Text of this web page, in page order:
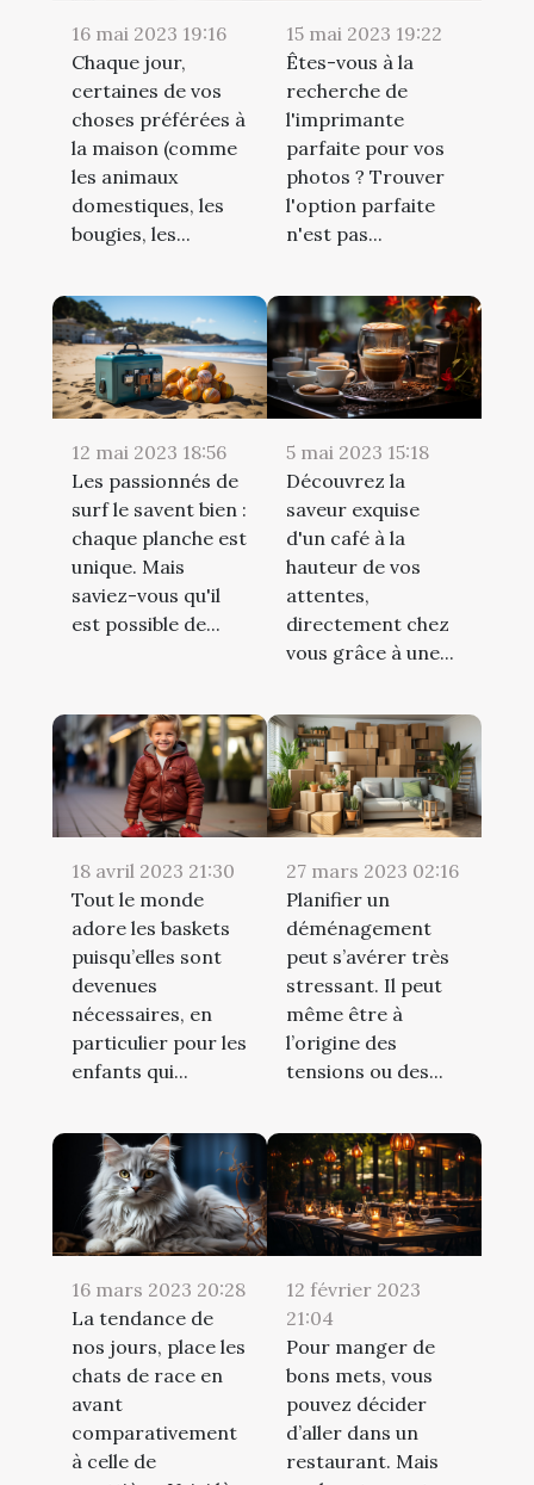
16 mai 2023 19:16
Chaque jour,
certaines de vos
choses préférées à
la maison (comme
les animaux
domestiques, les
bougies, les...
15 mai 2023 19:22
Êtes-vous à la
recherche de
l'imprimante
parfaite pour vos
photos ? Trouver
l'option parfaite
n'est pas...
12 mai 2023 18:56
Les passionnés de
surf le savent bien :
chaque planche est
unique. Mais
saviez-vous qu'il
est possible de...
5 mai 2023 15:18
Découvrez la
saveur exquise
d'un café à la
hauteur de vos
attentes,
directement chez
vous grâce à une...
18 avril 2023 21:30
Tout le monde
adore les baskets
puisqu’elles sont
devenues
nécessaires, en
particulier pour les
enfants qui...
27 mars 2023 02:16
Planifier un
déménagement
peut s’avérer très
stressant. Il peut
même être à
l’origine des
tensions ou des...
16 mars 2023 20:28
La tendance de
nos jours, place les
chats de race en
avant
comparativement
à celle de
12 février 2023
21:04
Pour manger de
bons mets, vous
pouvez décider
d’aller dans un
restaurant. Mais